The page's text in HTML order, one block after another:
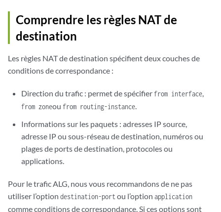
Comprendre les règles NAT de
destination
Les règles NAT de destination spécifient deux couches de
conditions de correspondance :
Direction du trafic : permet de spécifier from interface,
from zoneou from routing-instance.
Informations sur les paquets : adresses IP source,
adresse IP ou sous-réseau de destination, numéros ou
plages de ports de destination, protocoles ou
applications.
Pour le trafic ALG, nous vous recommandons de ne pas
utiliser l’option destination-portou l’option application
comme conditions de correspondance. Si ces options sont